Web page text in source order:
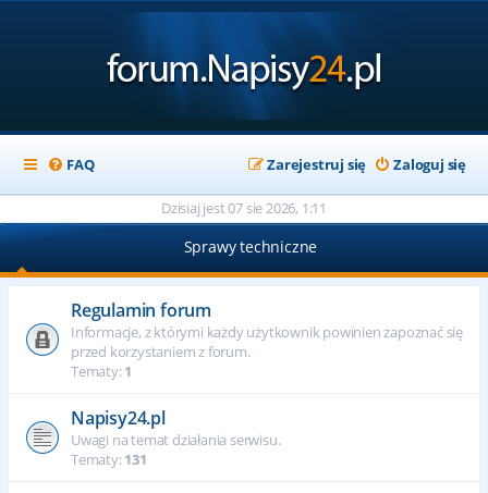
FAQ Zaloguj się
Zarejestruj się
Dzisiaj jest 07 sie 2026, 1:11
Sprawy techniczne
Regulamin forum
Informacje, z którymi każdy użytkownik powinien zapoznać się
przed korzystaniem z forum.
Tematy:1
Napisy24.pl
Uwagi na temat działania serwisu.
Tematy:131